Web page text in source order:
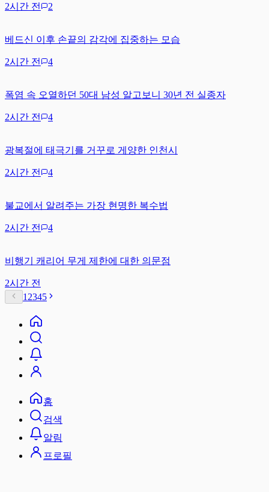
2시간 전 2
베드신 이후 손끝의 감각에 집중하는 모습
2시간 전 4
폭염 속 오열하던 50대 남성 알고보니 30년 전 실종자
2시간 전 4
광복절에 태극기를 거꾸로 게양한 인천시
2시간 전 4
불교에서 알려주는 가장 현명한 복수법
2시간 전 4
비행기 캐리어 무게 제한에 대한 의문점
2시간 전
1 2345
홈
검색
알림
프로필